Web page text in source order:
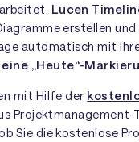
Lucen
erstellen
automatisch mit
„Heute“-
mit Hilfe der
Sie die kostenlose